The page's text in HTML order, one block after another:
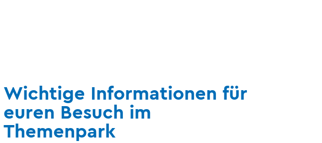
Wichtige Informationen für
euren Besuch im
Themenpark